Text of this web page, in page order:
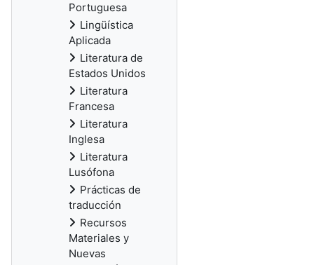
Portuguesa
Lingüística
Aplicada
Literatura de
Estados Unidos
Literatura
Francesa
Literatura
Inglesa
Literatura
Lusófona
Prácticas de
traducción
Recursos
Materiales y
Nuevas